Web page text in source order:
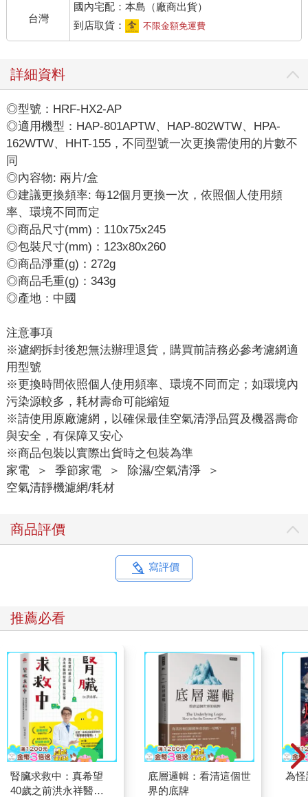
台灣
國內宅配：本島（廠商出貨）
到店取貨：
不限金額免運費
詳細資料
◎型號：HRF-HX2-AP
◎適用機型：HAP-801APTW、HAP-802WTW、HPA-
162WTW、HHT-155，不同型號一次更換需使用的片數不
同
◎內容物: 兩片/盒
◎建議更換頻率: 每12個月更換一次，依照個人使用頻
率、環境不同而定
◎商品尺寸(mm)：110x75x245
◎包裝尺寸(mm)：123x80x260
◎商品淨重(g)：272g
◎商品毛重(g)：343g
◎產地：中國
注意事項
※濾網拆封後恕無法辦理退貨，購買前請務必參考濾網適
用型號
※更換時間依照個人使用頻率、環境不同而定；如環境內
污染源較多，耗材壽命可能縮短
※請使用原廠濾網，以確保最佳空氣清淨品質及機器壽命
與安全，有保障又安心
※商品包裝以實際出貨時之包裝為準
家電
＞ 季節家電 ＞ 除濕/空氣清淨
＞
空氣清靜機濾網/耗材
商品評價
寫評價
推薦必看
腎臟求救中：真希望
40歲之前洪永祥醫師
底層邏輯：看清這個世
界的底牌
為怪